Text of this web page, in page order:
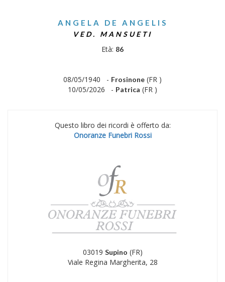
ANGELA DE ANGELIS
VED. MANSUETI
Età: 86
08/05/1940 - Frosinone (FR )
10/05/2026 - Patrica (FR )
Questo libro dei ricordi è offerto da:
Onoranze Funebri Rossi
03019 Supino (FR)
Viale Regina Margherita, 28